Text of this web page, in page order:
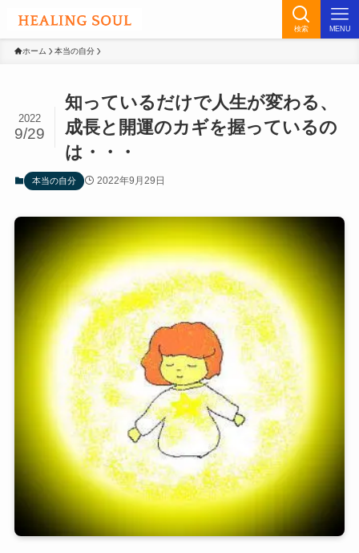
検索 MENU
ホーム 本当の自分
知っているだけで人生が変わる、
成長と開運のカギを握っているの
は・・・
2022
9/29
本当の自分 2022年9月29日